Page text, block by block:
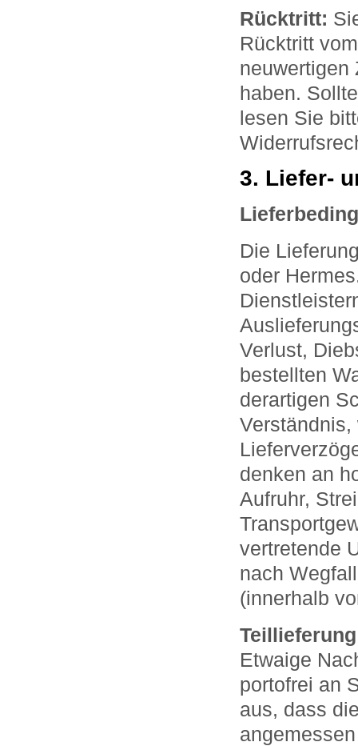
Rücktritt:
Rücktritt
neuwertigen
haben.
lesen Sie
3. Liefer-
Die
oder
Verlust,
bestellten
derartigen
Verständnis,
denken an
Aufruhr,
vertretende
nach
(innerhalb
Etwaige
portofrei an
aus, dass